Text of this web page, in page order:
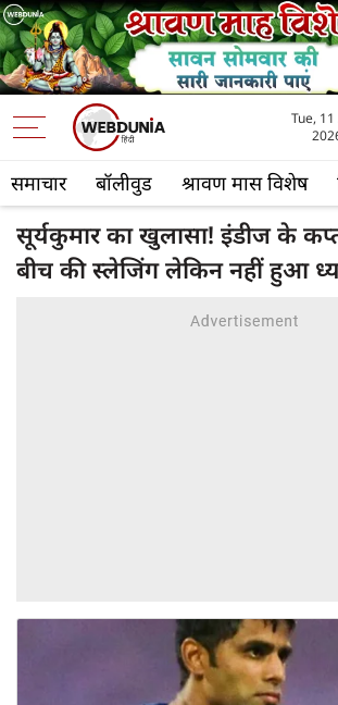
समाचार बॉलीवुड श्रावण मास विशेष
Tue,
सूर्यकुमार का खुलासा! इंडीज के
बीच की स्लेजिंग लेकिन नहीं हुआ